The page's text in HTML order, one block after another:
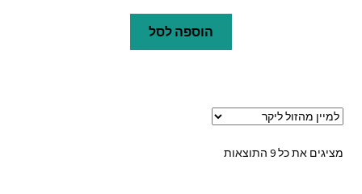
הוספה לסל
מציגים את כל ⁦9⁩ התוצאות
ממוין